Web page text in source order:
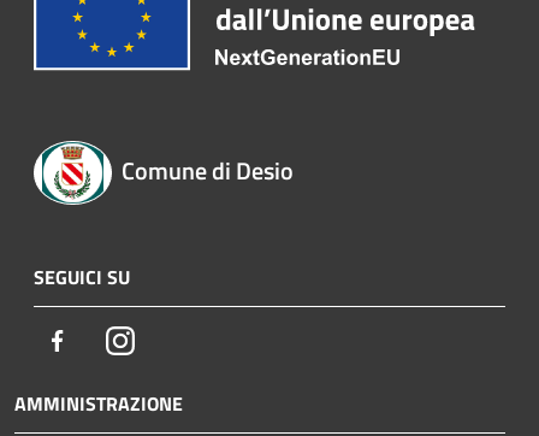
Comune di Desio
SEGUICI SU
FacebookInstagram
AMMINISTRAZIONE